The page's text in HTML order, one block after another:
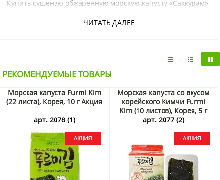
ЧИТАТЬ ДАЛЕЕ
Купить сушеную обжаренную морскую капусту «Саккурам»
интернет-магазине KorShop.ru.
РЕКОМЕНДУЕМЫЕ ТОВАРЫ
Морская капуста Furmi Kim
(22 листа), Корея, 10 г Акция
арт. 2078 (1)
Морская капуста со вкусом
корейского Кимчи Furmi
Kim (10 листов), Корея, 5 г
Акция
арт. 2077 (2)